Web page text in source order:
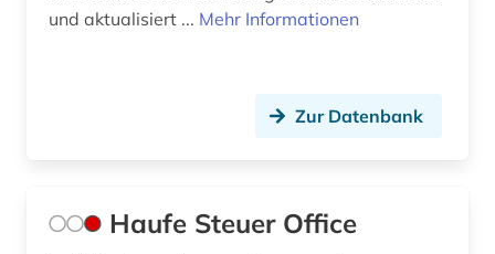
und aktualisiert ... Mehr Informationen
Zur Datenbank
Haufe Steuer Office